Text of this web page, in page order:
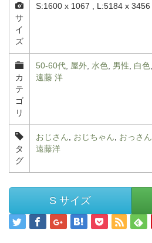
サ
イ
ズ
S:1600 x 1067 , L:5184 x 3456
カ
テ
ゴ
リ
50-60代 屋外 水色 男性 白色
遠藤 洋
タ
グ
おじさん おじちゃん おっさん
遠藤洋
S サイズ